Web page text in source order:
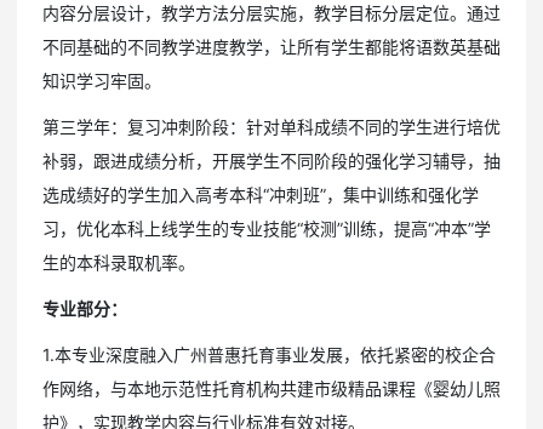
内容分层设计，教学方法分层实施，教学目标分层定位。通过
不同基础的不同教学进度教学，让所有学生都能将语数英基础
知识学习牢固。
第三学年：复习冲刺阶段：针对单科成绩不同的学生进行培优
补弱，跟进成绩分析，开展学生不同阶段的强化学习辅导，抽
选成绩好的学生加入高考本科“冲刺班”，集中训练和强化学
习，优化本科上线学生的专业技能“校测”训练，提高“冲本”学
生的本科录取机率。
专业部分：
1.本专业深度融入广州普惠托育事业发展，依托紧密的校企合
作网络，与本地示范性托育机构共建市级精品课程《婴幼儿照
护》，实现教学内容与行业标准有效对接。